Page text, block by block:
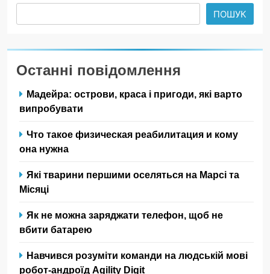
ПОШУК
Останні повідомлення
Мадейра: острови, краса і пригоди, які варто
випробувати
Что такое физическая реабилитация и кому
она нужна
Які тварини першими оселяться на Марсі та
Місяці
Як не можна заряджати телефон, щоб не
вбити батарею
Навчився розуміти команди на людській мові
робот-андроїд Agility Digit